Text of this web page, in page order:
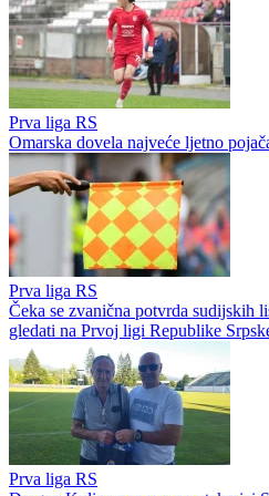
Prva liga RS
Omarska dovela najveće ljetno
Prva liga RS
Čeka se zvanična potvrda sudijskih
gledati na Prvoj ligi Republike
Prva liga RS